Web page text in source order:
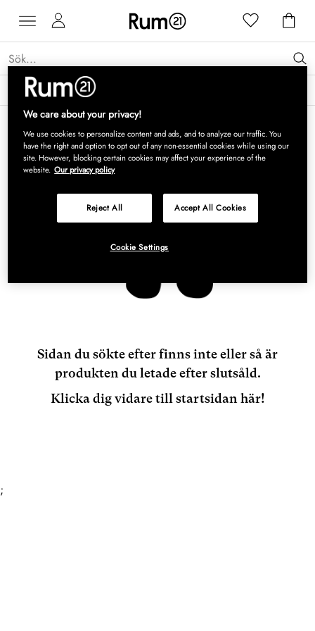
Få 15 % rabatt på Grythyttan Stålmöbler* →
Sidan du sökte efter finns inte eller så är
produkten du letade efter slutsåld.
Klicka dig vidare till startsidan här!
;
We care about your privacy!
We use cookies to personalize content and ads, and to analyze our traffic. You
have the right and option to opt out of any non-essential cookies while using our
site. However, blocking certain cookies may affect your experience of the
website. Our privacy policy
Reject All Accept All Cookies
Cookie Settings